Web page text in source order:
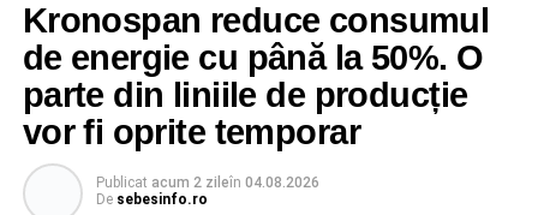
Kronospan reduce consumul
de energie cu până la 50%. O
parte din liniile de producție
vor fi oprite temporar
Publicat acum 2 zileîn 04.08.2026
De sebesinfo.ro